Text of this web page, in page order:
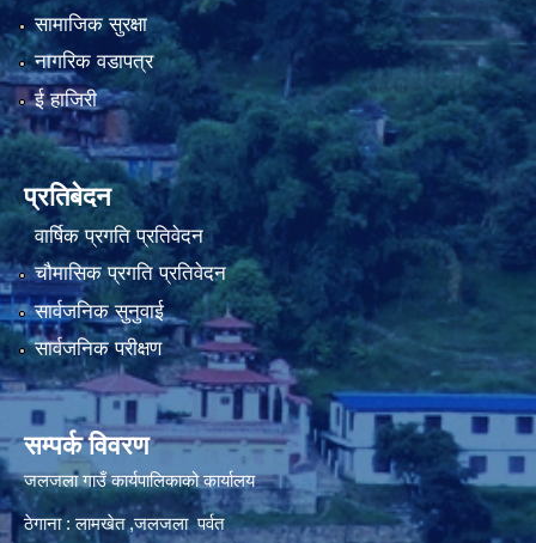
सामाजिक सुरक्षा
नागरिक वडापत्र
ई हाजिरी
प्रतिबेदन
वार्षिक प्रगति प्रतिवेदन
चौमासिक प्रगति प्रतिवेदन
सार्वजनिक सुनुवाई
सार्वजनिक परीक्षण
सम्पर्क विवरण
जलजला गाउँ कार्यपालिकाको कार्यालय
ठेगाना : लामखेत ,जलजला पर्वत